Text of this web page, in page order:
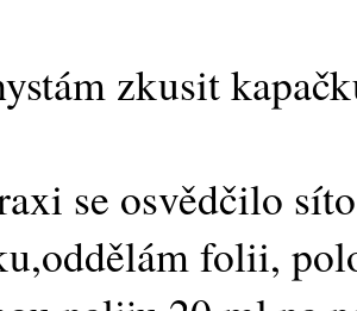
zkusit
se osvědčilo
folii,